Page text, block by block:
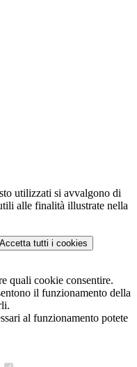
utilizzati si avvalgono di
alle finalità illustrate nella
Accetta tutti i cookies
quali cookie consentire.
il funzionamento della
al funzionamento potete